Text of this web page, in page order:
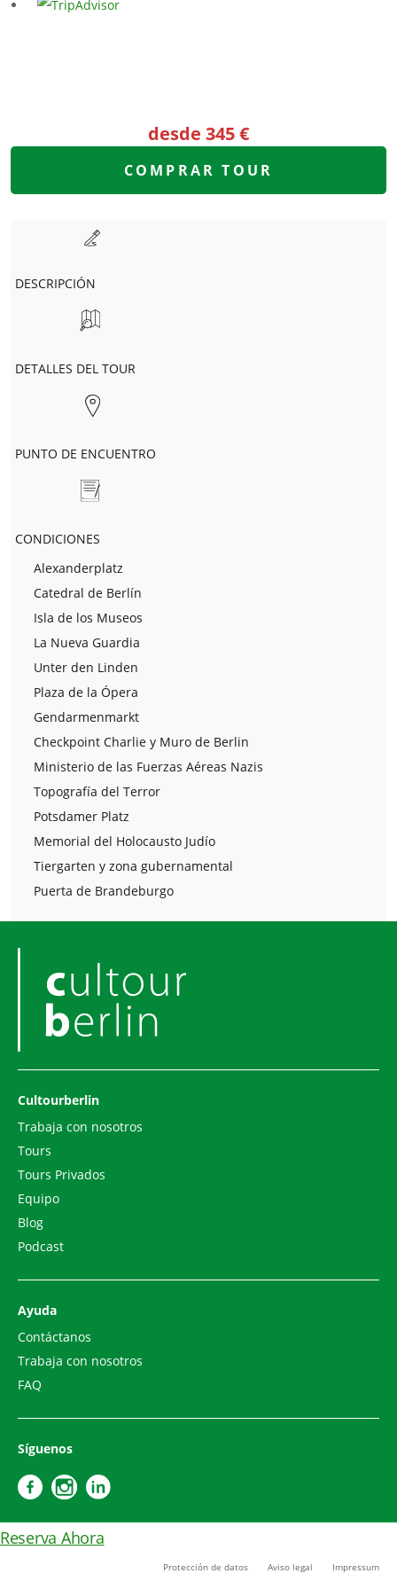
– Bicicletas incluídas.
desde 345 €
COMPRAR TOUR
DESCRIPCIÓN
DETALLES DEL TOUR
PUNTO DE ENCUENTRO
CONDICIONES
Alexanderplatz
Catedral de Berlín
Isla de los Museos
La Nueva Guardia
Unter den Linden
Plaza de la Ópera
Gendarmenmarkt
Checkpoint Charlie y Muro de Berlin
Ministerio de las Fuerzas Aéreas Nazis
Topografía del Terror
Potsdamer Platz
Memorial del Holocausto Judío
Tiergarten y zona gubernamental
Puerta de Brandeburgo
Cultourberlin
Trabaja con nosotros
Tours
Tours Privados
Equipo
Blog
Podcast
Ayuda
Contáctanos
Trabaja con nosotros
FAQ
Síguenos
Impressum
Aviso legal
Protección de datos
Reserva Ahora